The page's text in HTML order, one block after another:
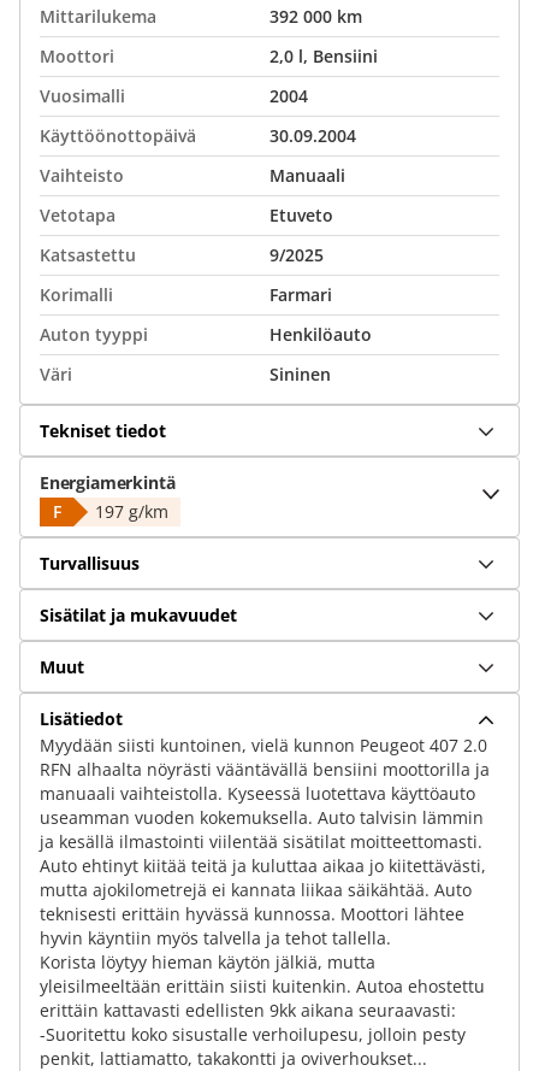
Mittarilukema
392 000 km
Moottori
2,0 l, Bensiini
Vuosimalli
2004
Käyttöönottopäivä
30.09.2004
Vaihteisto
Manuaali
Vetotapa
Etuveto
Katsastettu
9/2025
Korimalli
Farmari
Auton tyyppi
Henkilöauto
Väri
Sininen
Tekniset tiedot
Energiamerkintä
F
197 g/km
Turvallisuus
Sisätilat ja mukavuudet
Muut
Lisätiedot
Myydään siisti kuntoinen, vielä kunnon Peugeot 407 2.0
RFN alhaalta nöyrästi vääntävällä bensiini moottorilla ja
manuaali vaihteistolla. Kyseessä luotettava käyttöauto
useamman vuoden kokemuksella. Auto talvisin lämmin
ja kesällä ilmastointi viilentää sisätilat moitteettomasti.
Auto ehtinyt kiitää teitä ja kuluttaa aikaa jo kiitettävästi,
mutta ajokilometrejä ei kannata liikaa säikähtää. Auto
teknisesti erittäin hyvässä kunnossa. Moottori lähtee
hyvin käyntiin myös talvella ja tehot tallella.
Korista löytyy hieman käytön jälkiä, mutta
yleisilmeeltään erittäin siisti kuitenkin. Autoa ehostettu
erittäin kattavasti edellisten 9kk aikana seuraavasti:
-Suoritettu koko sisustalle verhoilupesu, jolloin pesty
penkit, lattiamatto, takakontti ja oviverhoukset...